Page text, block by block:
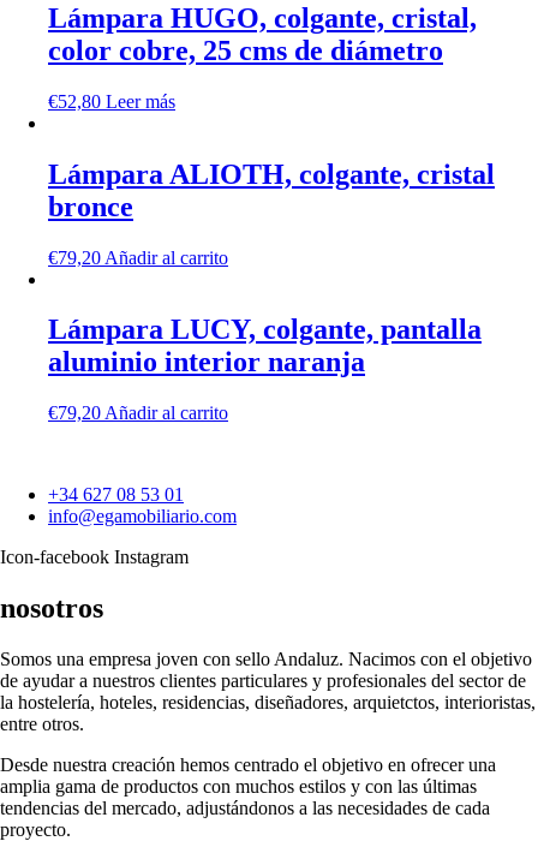
Lámpara HUGO, colgante, cristal,
color cobre, 25 cms de diámetro
€52,80 Leer más
Lámpara ALIOTH, colgante, cristal
bronce
€79,20 Añadir al carrito
Lámpara LUCY, colgante, pantalla
aluminio interior naranja
€79,20 Añadir al carrito
+34 627 08 53 01
info@egamobiliario.com
Icon-facebook Instagram
nosotros
Somos una empresa joven con sello Andaluz. Nacimos con el objetivo
de ayudar a nuestros clientes particulares y profesionales del sector de
la hostelería, hoteles, residencias, diseñadores, arquietctos, interioristas,
entre otros.
Desde nuestra creación hemos centrado el objetivo en ofrecer una
amplia gama de productos con muchos estilos y con las últimas
tendencias del mercado, adjustándonos a las necesidades de cada
proyecto.